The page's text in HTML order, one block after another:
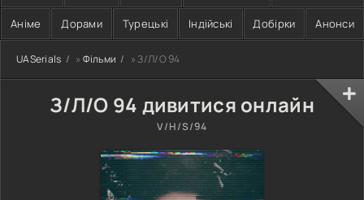
Аніме Дорами Турецькі Індійські Добірки Анонси
UASerials » Фільми » З/Л/О 94
З/Л/О 94 дивитися онлайн
V/H/S/94